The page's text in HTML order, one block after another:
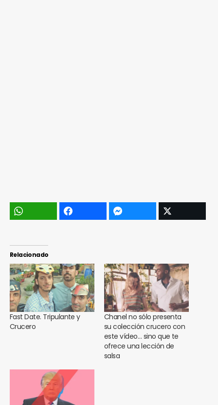
Relacionado
Fast Date. Tripulante y
Crucero
Chanel no sólo presenta
su colección crucero con
este vídeo… sino que te
ofrece una lección de
salsa